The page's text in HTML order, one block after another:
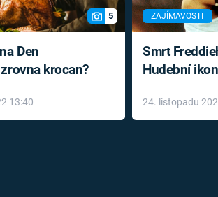
5
Den
krocan?
13:40
ZAJÍMAVOSTI
Smrt
Hudební
léky
24. listopadu